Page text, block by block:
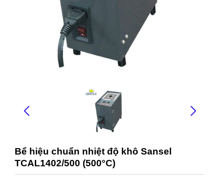
Bể hiệu chuẩn nhiệt độ khô Sansel
TCAL1402/500 (500°C)